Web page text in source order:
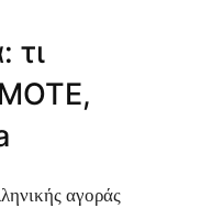
τι
αγοράς